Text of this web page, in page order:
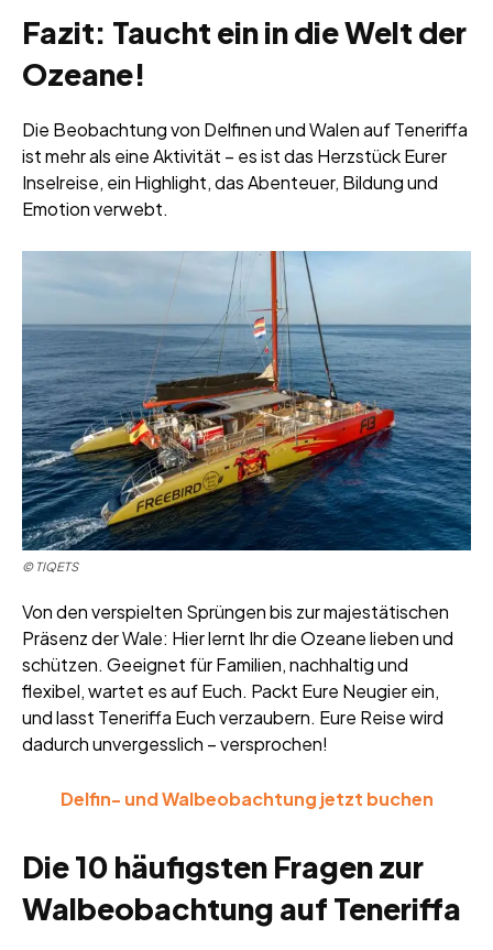
Fazit: Taucht ein in die Welt der
Ozeane!
Die Beobachtung von Delfinen und Walen auf Teneriffa
ist mehr als eine Aktivität – es ist das Herzstück Eurer
Inselreise, ein Highlight, das Abenteuer, Bildung und
Emotion verwebt.
© TIQETS
Von den verspielten Sprüngen bis zur majestätischen
Präsenz der Wale: Hier lernt Ihr die Ozeane lieben und
schützen. Geeignet für Familien, nachhaltig und
flexibel, wartet es auf Euch. Packt Eure Neugier ein,
und lasst Teneriffa Euch verzaubern. Eure Reise wird
dadurch unvergesslich – versprochen!
Delfin- und Walbeobachtung jetzt buchen
Die 10 häufigsten Fragen zur
Walbeobachtung auf Teneriffa